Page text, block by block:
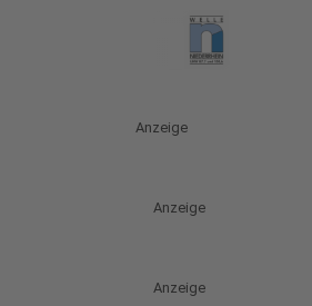
Anzeige
Anzeige
Anzeige